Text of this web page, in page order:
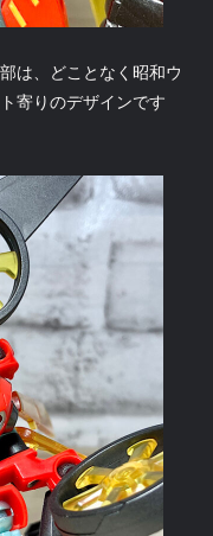
は、どことなく昭和ウ
寄りのデザインです